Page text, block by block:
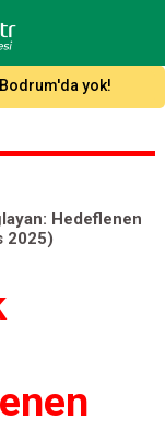
Erdem’i
Hedeflenen
2025)